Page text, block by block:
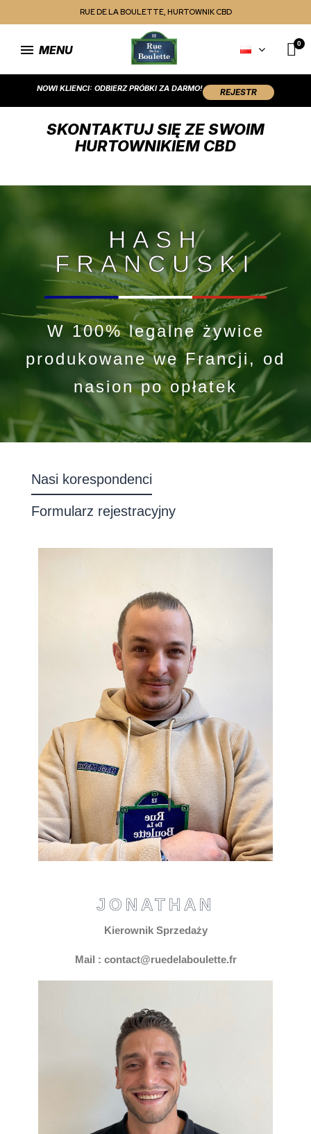
RUE DE LA BOULETTE, HURTOWNIK CBD
MENU
NOWI KLIENCI: ODBIERZ PRÓBKI ZA DARMO! REJESTR
SKONTAKTUJ SIĘ ZE SWOIM
HURTOWNIKIEM CBD
HASH
FRANCUSKI
W 100% legalne żywice
produkowane we Francji, od
nasion po opłatek
Nasi korespondenci
Formularz rejestracyjny
JONATHAN
Kierownik Sprzedaży
Mail : contact@ruedelaboulette.fr